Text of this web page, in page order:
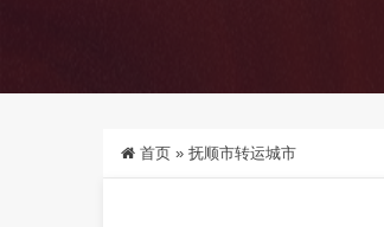
首页 » 抚顺市转运城市